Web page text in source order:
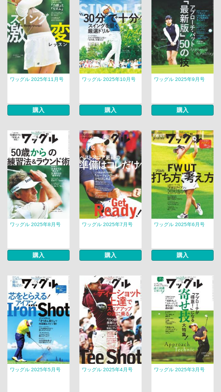
ワッグル 2025年11月号
購入
ワッグル 2025年10月号
購入
ワッグル 2025年9月号
購入
ワッグル 2025年8月号
購入
ワッグル 2025年7月号
購入
ワッグル 2025年6月号
購入
ワッグル 2025年5月号 ワッグル 2025年4月号 ワッグル 2025年3月号